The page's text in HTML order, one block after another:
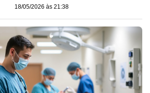
18/05/2026 às 21:38